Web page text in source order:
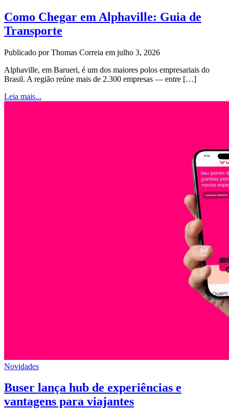
Como Chegar em Alphaville: Guia de
Transporte
Publicado por Thomas Correia em julho 3, 2026
Alphaville, em Barueri, é um dos maiores polos empresariais do
Brasil. A região reúne mais de 2.300 empresas — entre […]
Leia mais...
Novidades
Buser lança hub de experiências e
vantagens para viajantes